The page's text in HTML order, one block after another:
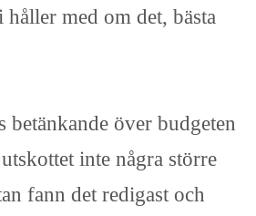
håller med om det, bästa
betänkande över budgeten
inte några större
fann det redigast och